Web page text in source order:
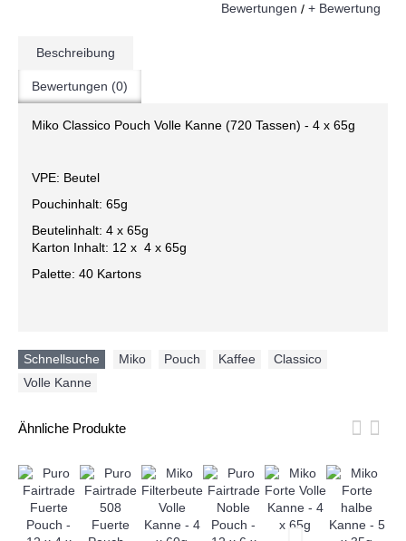
Bewertungen / + Bewertung
Beschreibung
Bewertungen (0)
Miko Classico Pouch Volle Kanne (720 Tassen) - 4 x 65g
VPE: Beutel
Pouchinhalt: 65g
Beutelinhalt: 4 x 65g
Karton Inhalt: 12 x 4 x 65g
Palette: 40 Kartons
Schnellsuche Miko Pouch Kaffee Classico
Volle Kanne
Ähnliche Produkte